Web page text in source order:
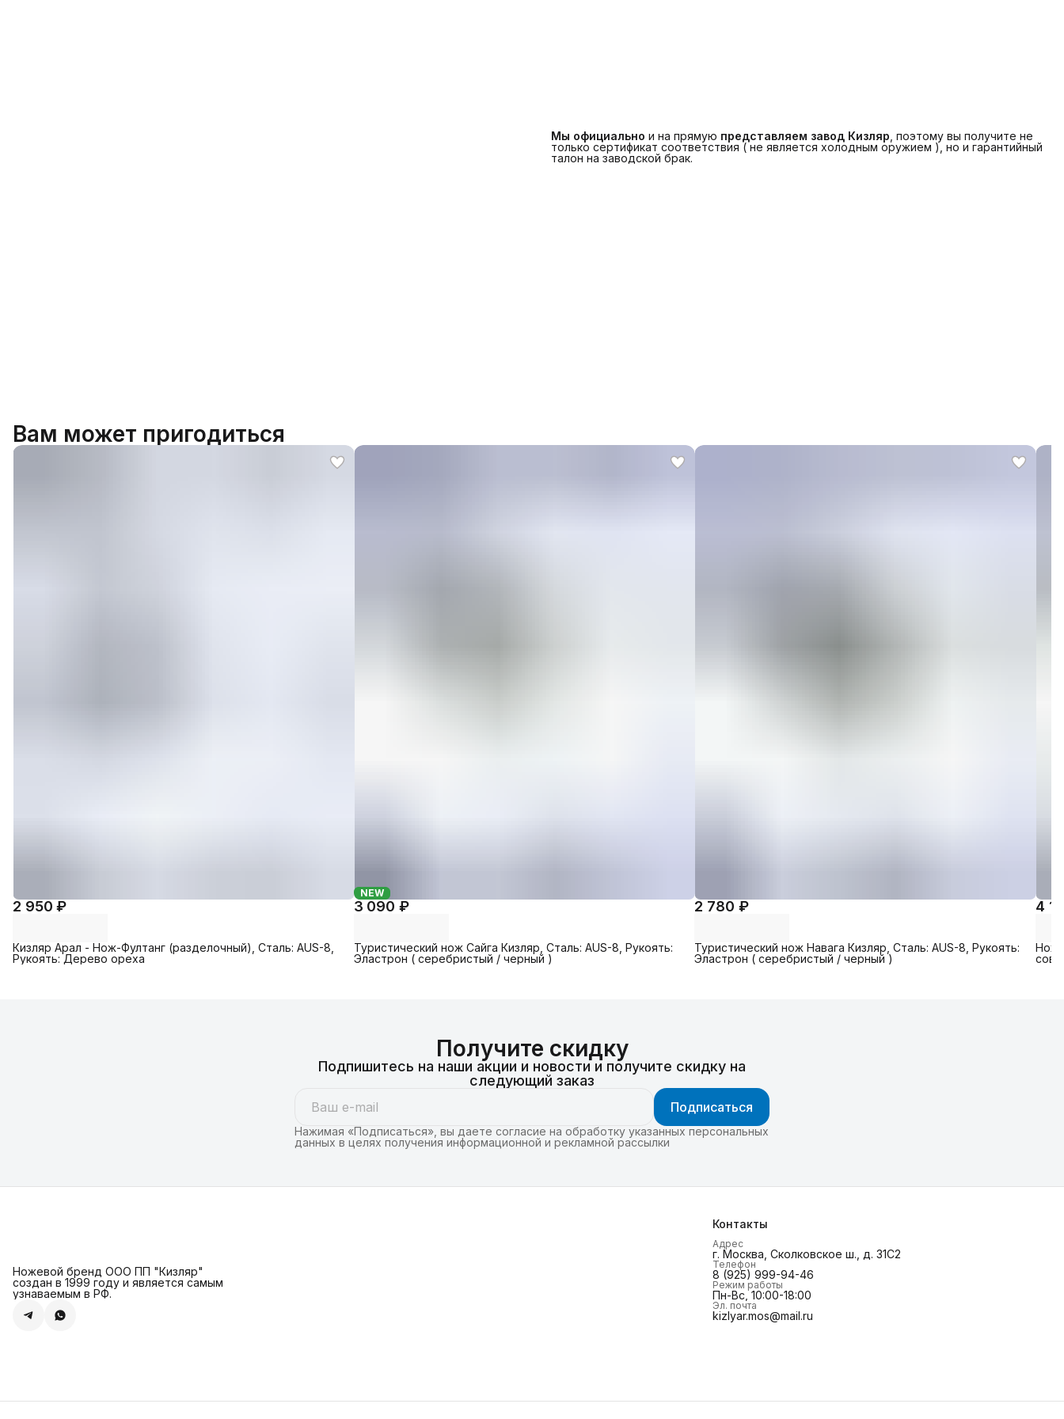
Мы официально и на прямую представляем завод Кизляр , поэтому вы получите не
только сертификат соответствия ( не является холодным оружием ), но и гарантийный
талон на заводской брак.
Вам может пригодиться
2 950 ₽
Кизляр Арал - Нож-Фултанг (разделочный), Сталь: AUS-8,
Рукоять: Дерево ореха
NEW
3 090 ₽
Туристический нож Сайга Кизляр, Cталь: AUS-8, Рукоять:
Эластрон ( серебристый / черный )
2 780 ₽
Туристический нож Навага Кизляр, Cталь: AUS-8, Рукоять:
Эластрон ( серебристый / черный )
4
Нож
Получите скидку
Подпишитесь на наши акции и новости и получите скидку на
следующий заказ
Подписаться
Нажимая «Подписаться», вы даете согласие на обработку указанных персональных
данных в целях получения информационной и рекламной рассылки
Ножевой бренд ООО ПП "Кизляр"
создан в 1999 году и является самым
узнаваемым в РФ.
Контакты
Адрес
г. Москва, Сколковское ш., д. 31С2
Телефон
8 (925) 999-94-46
Режим работы
Пн-Вс, 10:00-18:00
Эл. почта
kizlyar.mos@mail.ru